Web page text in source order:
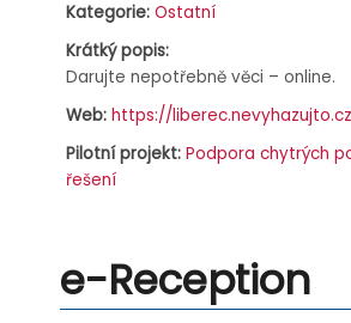
Kategorie: Ostatní
Krátký popis:
Darujte nepotřebně věci – online.
Web: https://
Pilotní projekt: Podpora chytrých
řešení
e-Reception